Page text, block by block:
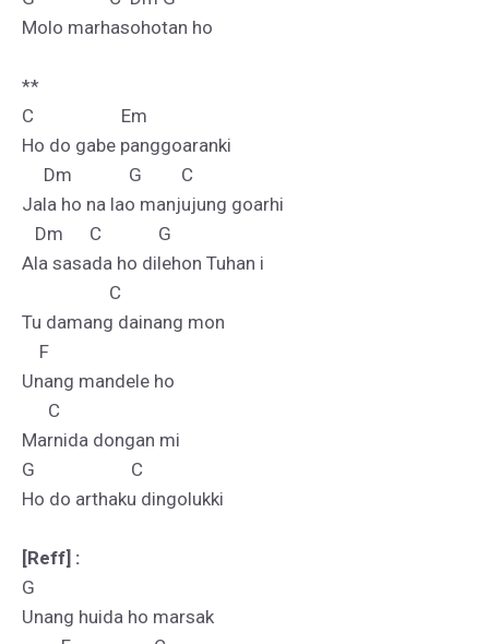
Molo marhasohotan ho
**
C                    Em
Ho do gabe panggoaranki
Jala ho na lao manjujung goarhi
Ala sasada ho dilehon Tuhan i
Tu damang dainang mon
Unang mandele ho
Marnida dongan mi
G                      C
Ho do arthaku dingolukki
[Reff] :
G
Unang huida ho marsak